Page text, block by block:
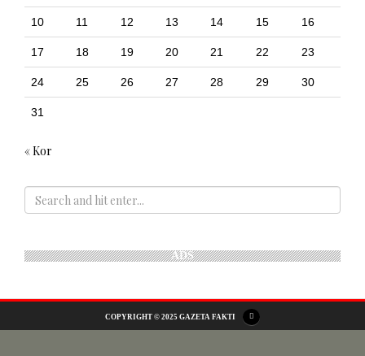
10 11 12 13 14 15 16
17 18 19 20 21 22 23
24 25 26 27 28 29 30
31
« Kor
ADS
COPYRIGHT © 2025 GAZETA FAKTI